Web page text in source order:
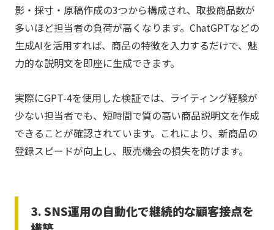
影・採寸・原稿作成の3つから構成され、取扱商品数が
多いほど担当者の負荷が高くなります。ChatGPTなどの
生成AIを活用すれば、商品の特徴を入力するだけで、魅
力的な説明文を即座に生成できます。
実際にGPT-4を使用した検証では、ライティング経験が
少ない担当者でも、短時間で質の高い商品説明文を作成
できることが確認されています。これにより、新商品の
登録スピードが向上し、販売機会の損失を防げます。
3. SNS運用の自動化で継続的な顧客接点を